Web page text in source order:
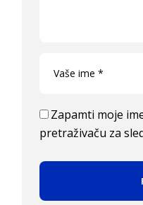
Zapamti moje
pretraživaču za